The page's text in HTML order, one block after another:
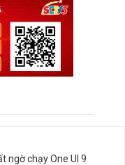
ngờ chạy One UI 9